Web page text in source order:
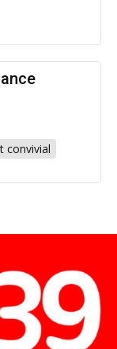
convivial